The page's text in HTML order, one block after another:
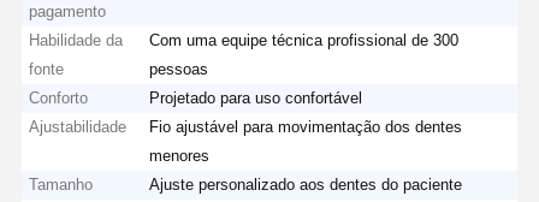
pagamento
Habilidade da
fonte
Com uma equipe técnica profissional de 300
pessoas
Conforto
Projetado para uso confortável
Ajustabilidade
Fio ajustável para movimentação dos dentes
menores
Tamanho
Ajuste personalizado aos dentes do paciente